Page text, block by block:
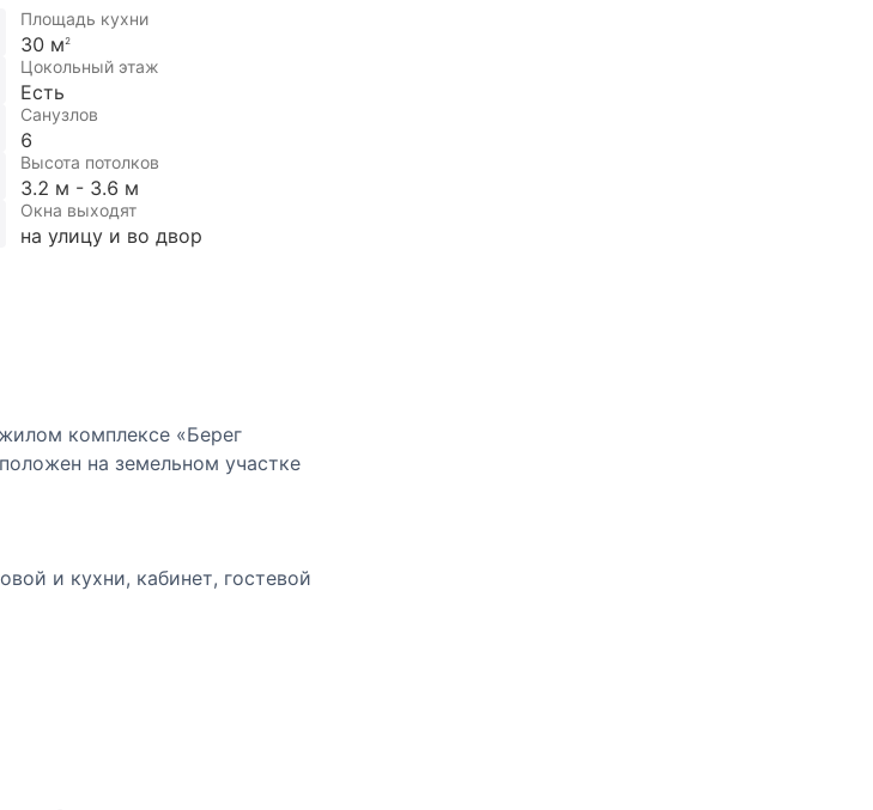
Площадь кухни
30 м2
Цокольный этаж
Есть
Санузлов
6
Высота потолков
3.2 м - 3.6 м
Окна выходят
на улицу и во двор
комплексе «Берег
на земельном участке
и кухни, кабинет, гостевой
с гардеробной и выходом на